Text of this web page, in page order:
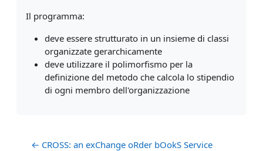
Il programma:
deve essere strutturato in un insieme di classi
organizzate gerarchicamente
deve utilizzare il polimorfismo per la
definizione del metodo che calcola lo stipendio
di ogni membro dell'organizzazione
← CROSS: an exChange oRder bOokS Service